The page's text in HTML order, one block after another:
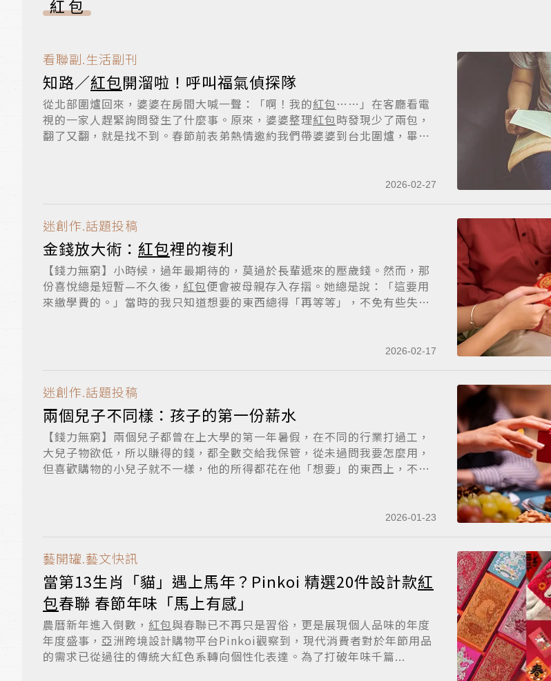
紅包
看聯副.生活副刊
知路／紅包開溜啦！呼叫福氣偵探隊
從北部圍爐回來，婆婆在房間大喊一聲：「啊！我的紅包……」在客廳看電
視的一家人趕緊詢問發生了什麼事。原來，婆婆整理紅包時發現少了兩包，
翻了又翻，就是找不到。春節前表弟熱情邀約我們帶婆婆到台北圍爐，畢
2026-02-27
迷創作.話題投稿
金錢放大術： 紅包裡的複利
【錢力無窮】小時候，過年最期待的，莫過於長輩遞來的壓歲錢。然而，那
份喜悅總是短暫—不久後， 紅包便會被母親存入存摺。她總是說：「這要用
來繳學費的。」當時的我只知道想要的東西總得「再等等」，不免有些失
2026-02-17
迷創作.話題投稿
兩個兒子不同樣：孩子的第一份薪水
【錢力無窮】兩個兒子都曾在上大學的第一年暑假，在不同的行業打過工，
大兒子物欲低，所以賺得的錢，都全數交給我保管，從未過問我要怎麼用，
但喜歡購物的小兒子就不一樣，他的所得都花在他「想要」的東西上，不
2026-01-23
藝開罐.藝文快訊
當第13生肖「貓」遇上馬年？Pinkoi 精選20件設計款紅
包春聯 春節年味「馬上有感」
農曆新年進入倒數， 紅包與春聯已不再只是習俗，更是展現個人品味的年度
年度盛事，亞洲跨境設計購物平台Pinkoi觀察到，現代消費者對於年節用品
的需求已從過往的傳統大紅色系轉向個性化表達。為了打破年味千篇...